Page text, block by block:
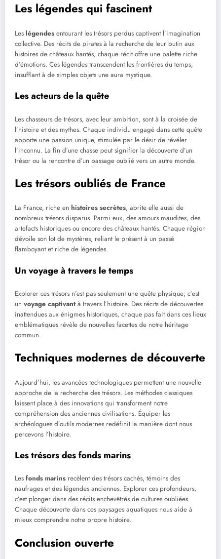
Les légendes qui fascinent
Les légendes entourant les trésors perdus captivent l’imagination
collective. Des récits de pirates à la recherche de leur butin aux
histoires de châteaux hantés, chaque récit offre une palette riche
d’émotions. Ces légendes transcendent les frontières du temps,
insufflant à de simples objets une aura mystique.
Les acteurs de la quête
Les chasseurs de trésors, avec leur ambition, sont à la croisée de
l’histoire et des mythes. Chaque individu engagé dans cette quête
apporte une passion unique, stimulée par le désir de révéler
l’inconnu. La fin d’une chasse peut signifier la découverte d’un
trésor ou la rencontre d’un passage oublié vers un autre monde.
Les trésors oubliés de France
La France, riche en histoires secrètes, abrite elle aussi de
nombreux trésors disparus. Parmi eux, des amours maudites, des
artefacts historiques ou encore des châteaux hantés. Chaque région
dévoile son lot de mystères, reliant le présent à un passé
flamboyant et riche de légendes.
Un voyage à travers le temps
Explorer ces trésors n’est pas seulement une quête physique; c’est
un voyage captivantà travers l’histoire. Des récits de découvertes
inattendues aux énigmes historiques, chaque pas fait dans ces lieux
emblématiques révèle de nouvelles facettes de notre héritage
commun.
Techniques modernes de découverte
Aujourd’hui, les avancées technologiques permettent une nouvelle
approche de la recherche des trésors. Les méthodes classiques
laissent place à des innovations qui transforment notre
compréhension des anciennes civilisations. Équiper les
archéologues d’outils modernes redéfinit la manière dont nous
percevons l’histoire.
Les trésors des fonds marins
Les fonds marins recèlent des trésors cachés, témoins des
naufrages et des légendes anciennes. Explorer ces profondeurs,
c’est plonger dans des récits enchevêtrés de cultures oubliées.
Chaque découverte dans ces paysages aquatiques nous aide à
mieux comprendre notre propre histoire.
Conclusion ouverte